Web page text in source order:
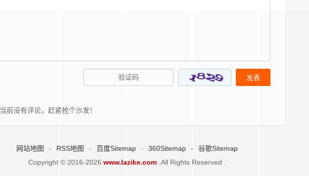
当前没有评论，赶紧抢个沙发！
网站地图 - RSS地图 - 百度Sitemap - 360Sitemap -
谷歌Sitemap
Copyright © 2016-2026 www.lazike.com .All Rights Reserved .